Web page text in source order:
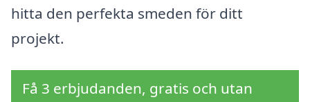
hitta den perfekta smeden för ditt
projekt.
Få 3 erbjudanden, gratis och utan